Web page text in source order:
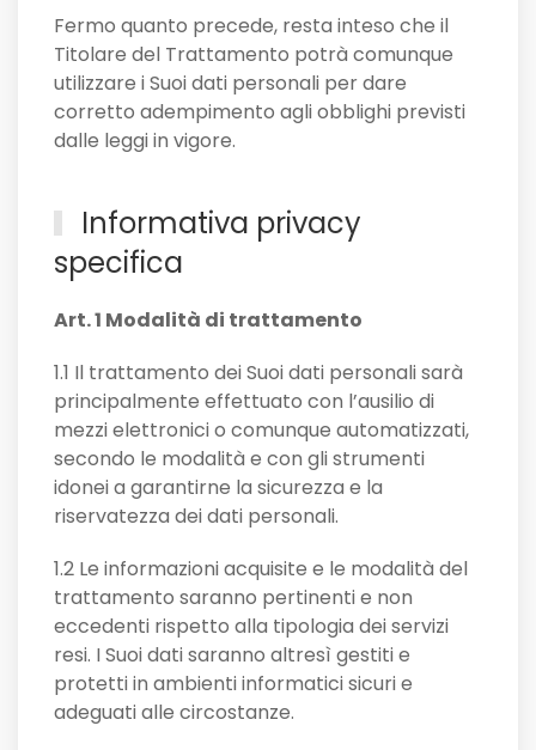
Fermo quanto precede, resta inteso che il
Titolare del Trattamento potrà comunque
utilizzare i Suoi dati personali per dare
corretto adempimento agli obblighi previsti
dalle leggi in vigore.
Informativa privacy
specifica
Art. 1 Modalità di trattamento
1.1 Il trattamento dei Suoi dati personali sarà
principalmente effettuato con l’ausilio di
mezzi elettronici o comunque automatizzati,
secondo le modalità e con gli strumenti
idonei a garantirne la sicurezza e la
riservatezza dei dati personali.
1.2 Le informazioni acquisite e le modalità del
trattamento saranno pertinenti e non
eccedenti rispetto alla tipologia dei servizi
resi. I Suoi dati saranno altresì gestiti e
protetti in ambienti informatici sicuri e
adeguati alle circostanze.